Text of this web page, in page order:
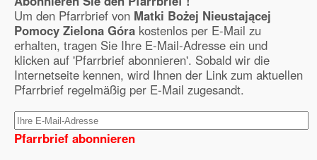
Um den Pfarrbrief von Matki Bożej Nieustającej
Pomocy Zielona Góra kostenlos per E-Mail zu
erhalten, tragen Sie Ihre E-Mail-Adresse ein und
klicken auf 'Pfarrbrief abonnieren'. Sobald wir die
Internetseite kennen, wird Ihnen der Link zum aktuellen
Pfarrbrief regelmäßig per E-Mail zugesandt.
Pfarrbrief abonnieren